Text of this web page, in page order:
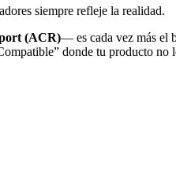
siempre refleje la realidad.
(ACR)— es cada vez más el
donde tu producto